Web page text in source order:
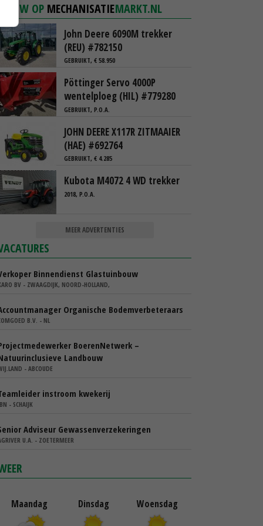
NIEUW OP MECHANISATIEMARKT.NL
John Deere 6090M trekker
(REU) #782150
GEBRUIKT, € 58.950
Pöttinger Servo 4000P
wentelploeg (HIL) #779280
GEBRUIKT, P.O.A.
JOHN DEERE X117R ZITMAAIER
(HAE) #692764
GEBRUIKT, € 4.285
Kubota M4072 4 WD trekker
2018, P.O.A.
MEER ADVERTENTIES
Binnendienst Glastuinbouw
BV - ZWAAGDIJK, NOORD-HOLLAND,
Organische Bodemverbeteraars
B.V. - NL
BoerenNetwerk –
Landbouw
- ABCOUDE
instroom kwekerij
- SCHAIJK
Adviseur Gewassenverzekeringen
U.A. - ZOETERMEER
Maandag Dinsdag Woensdag